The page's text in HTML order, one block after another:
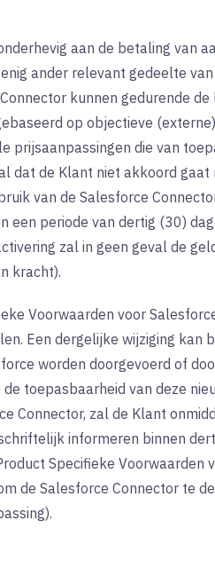
aan de betaling van
ander relevant gedeelte van
kunnen gedurende de
op objectieve
prijsaanpassingen die van
dat de Klant niet akkoord gaat
van de Salesforce
een periode van dertig (30)
zal in geen geval de
kracht).
Voorwaarden voor
Een dergelijke wijziging kan
worden doorgevoerd of
toepasbaarheid van deze
Connector, zal de Klant
informeren binnen
Specifieke Voorwaarden
de Salesforce Connector te